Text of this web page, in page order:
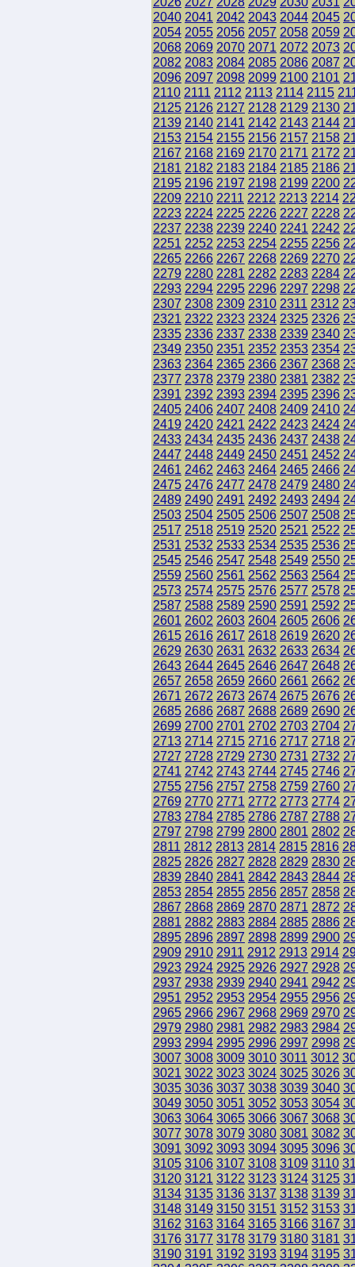
2040 2041 2042 2043 2044 2045
2054 2055 2056 2057 2058 2059
2068 2069 2070 2071 2072 2073
2082 2083 2084 2085 2086 2087
2096 2097 2098 2099 2100 2101
2110 2111 2112 2113 2114 2115
2125 2126 2127 2128 2129 2130
2139 2140 2141 2142 2143 2144
2153 2154 2155 2156 2157 2158
2167 2168 2169 2170 2171 2172
2181 2182 2183 2184 2185 2186
2195 2196 2197 2198 2199 2200
2209 2210 2211 2212 2213 2214
2223 2224 2225 2226 2227 2228
2237 2238 2239 2240 2241 2242
2251 2252 2253 2254 2255 2256
2265 2266 2267 2268 2269 2270
2279 2280 2281 2282 2283 2284
2293 2294 2295 2296 2297 2298
2307 2308 2309 2310 2311 2312
2321 2322 2323 2324 2325 2326
2335 2336 2337 2338 2339 2340
2349 2350 2351 2352 2353 2354
2363 2364 2365 2366 2367 2368
2377 2378 2379 2380 2381 2382
2391 2392 2393 2394 2395 2396
2405 2406 2407 2408 2409 2410
2419 2420 2421 2422 2423 2424
2433 2434 2435 2436 2437 2438
2447 2448 2449 2450 2451 2452
2461 2462 2463 2464 2465 2466
2475 2476 2477 2478 2479 2480
2489 2490 2491 2492 2493 2494
2503 2504 2505 2506 2507 2508
2517 2518 2519 2520 2521 2522
2531 2532 2533 2534 2535 2536
2545 2546 2547 2548 2549 2550
2559 2560 2561 2562 2563 2564
2573 2574 2575 2576 2577 2578
2587 2588 2589 2590 2591 2592
2601 2602 2603 2604 2605 2606
2615 2616 2617 2618 2619 2620
2629 2630 2631 2632 2633 2634
2643 2644 2645 2646 2647 2648
2657 2658 2659 2660 2661 2662
2671 2672 2673 2674 2675 2676
2685 2686 2687 2688 2689 2690
2699 2700 2701 2702 2703 2704
2713 2714 2715 2716 2717 2718
2727 2728 2729 2730 2731 2732
2741 2742 2743 2744 2745 2746
2755 2756 2757 2758 2759 2760
2769 2770 2771 2772 2773 2774
2783 2784 2785 2786 2787 2788
2797 2798 2799 2800 2801 2802
2811 2812 2813 2814 2815 2816
2825 2826 2827 2828 2829 2830
2839 2840 2841 2842 2843 2844
2853 2854 2855 2856 2857 2858
2867 2868 2869 2870 2871 2872
2881 2882 2883 2884 2885 2886
2895 2896 2897 2898 2899 2900
2909 2910 2911 2912 2913 2914
2923 2924 2925 2926 2927 2928
2937 2938 2939 2940 2941 2942
2951 2952 2953 2954 2955 2956
2965 2966 2967 2968 2969 2970
2979 2980 2981 2982 2983 2984
2993 2994 2995 2996 2997 2998
3007 3008 3009 3010 3011 3012
3021 3022 3023 3024 3025 3026
3035 3036 3037 3038 3039 3040
3049 3050 3051 3052 3053 3054
3063 3064 3065 3066 3067 3068
3077 3078 3079 3080 3081 3082
3091 3092 3093 3094 3095 3096
3105 3106 3107 3108 3109 3110
3120 3121 3122 3123 3124 3125
3134 3135 3136 3137 3138 3139
3148 3149 3150 3151 3152 3153
3162 3163 3164 3165 3166 3167
3176 3177 3178 3179 3180 3181
3190 3191 3192 3193 3194 3195